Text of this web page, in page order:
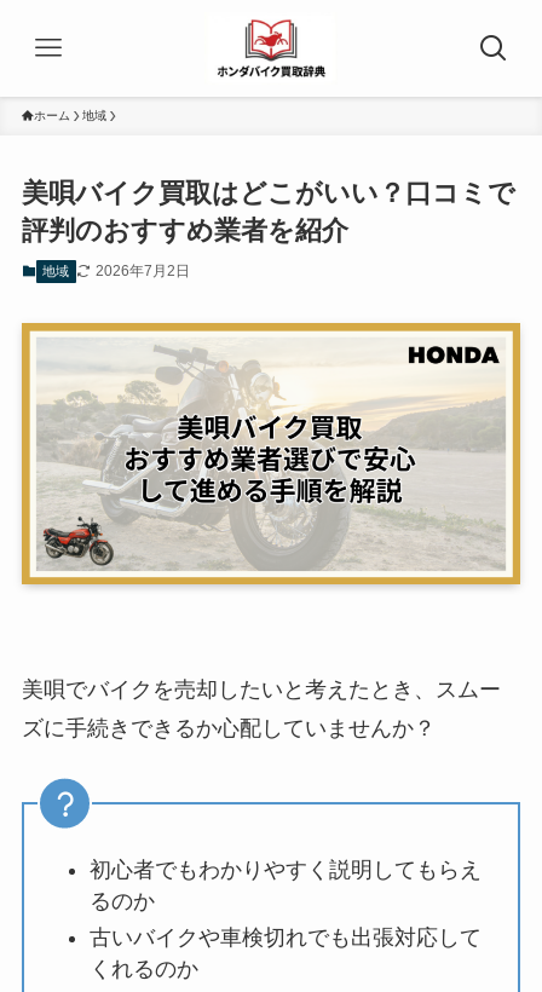
ホーム 地域
美唄バイク買取はどこがいい？口コミで
評判のおすすめ業者を紹介
地域 2026年7月2日
美唄でバイクを売却したいと考えたとき、スムー
ズに手続きできるか心配していませんか？
初心者でもわかりやすく説明してもらえ
るのか
古いバイクや車検切れでも出張対応して
くれるのか